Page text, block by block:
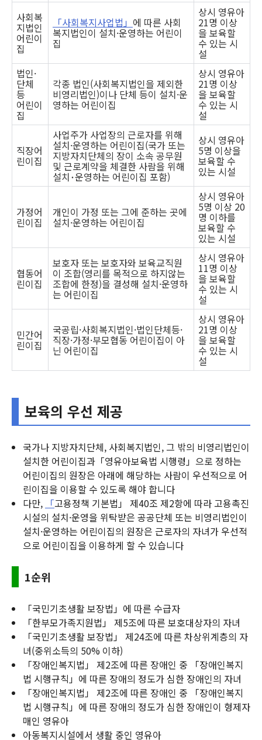
사회복
지법인
어린이
집
「사회복지사업법」 에 따른 사회
복지법인이 설치·운영하는 어린이
집
상시 영유아
21명 이상
을 보육할
수 있는 시
설
법인·
단체
등
어린이
집
각종 법인(사회복지법인을 제외한
비영리법인)이나 단체 등이 설치·운
영하는 어린이집
상시 영유아
21명 이상
을 보육할
수 있는 시
설
직장어
린이집
사업주가 사업장의 근로자를 위해
설치·운영하는 어린이집(국가 또는
지방자치단체의 장이 소속 공무원
및 근로계약을 체결한 사람을 위해
설치･운영하는 어린이집 포함)
상시 영유아
5명 이상을
보육할 수
있는 시설
가정어
린이집
개인이 가정 또는 그에 준하는 곳에
설치·운영하는 어린이집
상시 영유아
5명 이상 20
명 이하를
보육할 수
있는 시설
협동어
린이집
보호자 또는 보호자와 보육교직원
이 조합(영리를 목적으로 하지않는
조합에 한정)을 결성해 설치·운영하
는 어린이집
상시 영유아
11명 이상
을 보육할
수 있는 시
설
민간어
린이집
국공립·사회복지법인·법인단체등·
직장·가정·부모협동 어린이집이 아
닌 어린이집
상시 영유아
21명 이상
을 보육할
수 있는 시
설
보육의 우선 제공
국가나 지방자치단체, 사회복지법인, 그 밖의 비영리법인이
설치한 어린이집과「영유아보육법 시행령」으로 정하는
어린이집의 원장은 아래에 해당하는 사람이 우선적으로 어
린이집을 이용할 수 있도록 해야 합니다
다만, 「고용정책 기본법」 제40조 제2항에 따라 고용촉진
시설의 설치·운영을 위탁받은 공공단체 또는 비영리법인이
설치·운영하는 어린이집의 원장은 근로자의 자녀가 우선적
으로 어린이집을 이용하게 할 수 있습니다
1순위
「국민기초생활 보장법」에 따른 수급자
「한부모가족지원법」 제5조에 따른 보호대상자의 자녀
「국민기초생활 보장법」 제24조에 따른 차상위계층의 자
녀(중위소득의 50% 이하)
「장애인복지법」 제2조에 따른 장애인 중 「장애인복지
법 시행규칙」에 따른 장애의 정도가 심한 장애인의 자녀
「장애인복지법」 제2조에 따른 장애인 중 「장애인복지
법 시행규칙」에 따른 장애의 정도가 심한 장애인이 형제자
매인 영유아
아동복지시설에서 생활 중인 영유아